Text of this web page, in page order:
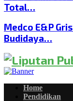
Total…
Medco E&P
Budidaya…
Home
Pendidikan